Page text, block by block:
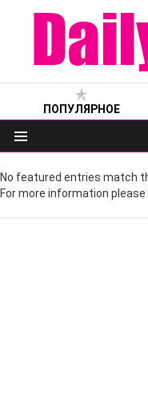
ПОПУЛЯРНОЕ
Меню
No featured entries match
For more information